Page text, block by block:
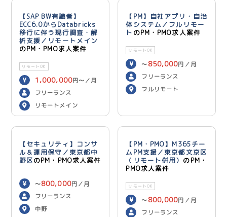
【SAP BW有識者】
ECC6.0からDatabricks
移行に伴う現行調査・解
析支援／リモートメイン
のPM・PMO求人案件
リモートOK
1,000,000円〜／月
フリーランス
リモートメイン
【PM】自社アプリ・自治
体システム／フルリモー
ト のPM・PMO求人案件
リモートOK
〜 850,000円／月
フリーランス
フルリモート
【セキュリティ】コンサ
ル＆運用保守／東京都中
野区のPM・PMO求人案件
〜800,000円／月
フリーランス
中野
【PM・PMO】M365チー
ムPM支援／東京都文京区
（リモート併用） のPM・
PMO求人案件
リモートOK
〜 800,000円／月
フリーランス